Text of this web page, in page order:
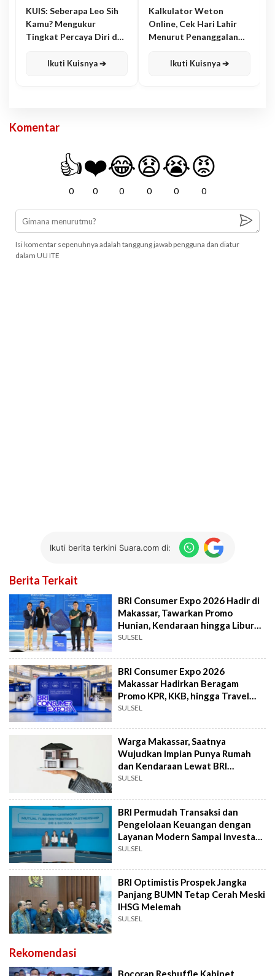
KUIS: Seberapa Leo Sih
Kamu? Mengukur
Tingkat Percaya Diri dan
Ikuti Kuisnya ➔
Kalkulator Weton
Online, Cek Hari Lahir
Menurut Penanggalan
Ikuti Kuisnya ➔
Komentar
👍
0
❤️
0
😂
0
😧
0
😭
0
😡
0
Isi komentar sepenuhnya adalah tanggung jawab pengguna dan diatur
dalam UU ITE
Ikuti berita terkini Suara.com di:
Berita Terkait
BRI Consumer Expo 2026 Hadir di
Makassar, Tawarkan Promo
Hunian, Kendaraan hingga Liburan
Keluarga
SULSEL
BRI Consumer Expo 2026
Makassar Hadirkan Beragam
Promo KPR, KKB, hingga Travel
Fair
SULSEL
Warga Makassar, Saatnya
Wujudkan Impian Punya Rumah
dan Kendaraan Lewat BRI
Consumer Expo 2026
SULSEL
BRI Permudah Transaksi dan
Pengelolaan Keuangan dengan
Layanan Modern Sampai Investasi
Global
SULSEL
BRI Optimistis Prospek Jangka
Panjang BUMN Tetap Cerah Meski
IHSG Melemah
SULSEL
Rekomendasi
Bocoran Reshuffle Kabinet